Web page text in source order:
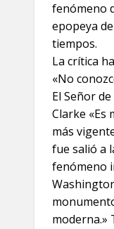
fenómeno
epopeya
tiempos.
La crítica
«No
El Señor
Clarke «Es
más
fue salió a
fenómeno
moderna.»